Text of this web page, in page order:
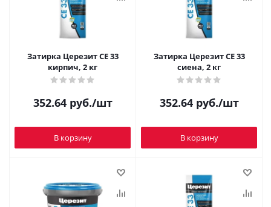
Затирка Церезит CE 33
кирпич, 2 кг
352.64руб./шт
В корзину
Затирка Церезит CE 33
сиена, 2 кг
352.64руб./шт
В корзину